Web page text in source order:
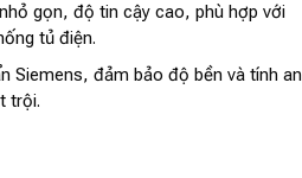
gọn, độ tin cậy cao, phù hợp với
tủ điện.
Siemens, đảm bảo độ bền và tính an
trội.